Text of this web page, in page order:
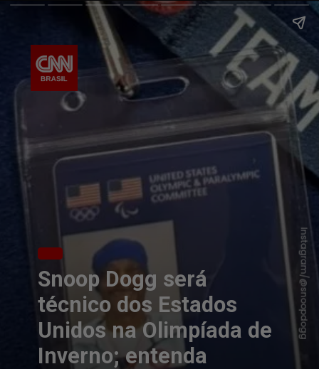
Snoop Dogg será
técnico dos Estados
Unidos na Olimpíada de
Inverno; entenda
Instagram/@snoopdogg